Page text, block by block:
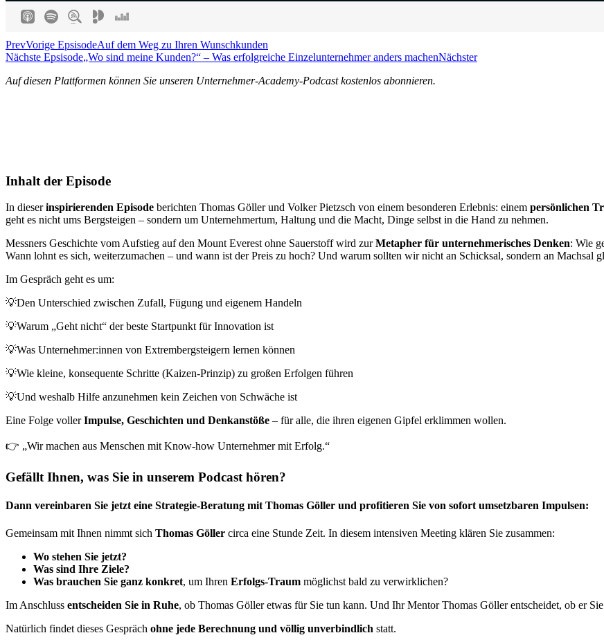
PrevVorige EpsisodeAuf dem Weg zu Ihren Wunschkunden
Nächste Epsisode„Wo sind meine Kunden?“ – Was erfolgreiche Einzelunternehmer anders machenNächster
Auf diesen Plattformen können Sie unseren Unternehmer-Academy-Podcast kostenlos abonnieren.
Inhalt der Episode
In dieserinspirierenden Episode berichten Thomas Göller und Volker Pietzsch von einem besonderen Erlebnis: einem persönlichen
geht es nicht ums Bergsteigen – sondern um Unternehmertum, Haltung und die Macht, Dinge selbst in die Hand zu nehmen.
Messners Geschichte vom Aufstieg auf den Mount Everest ohne Sauerstoff wird zurMetapher für unternehmerisches Denken: Wie
Wann lohnt es sich, weiterzumachen – und wann ist der Preis zu hoch? Und warum sollten wir nicht an Schicksal, sondern an Machsal
Im Gespräch geht es um:
💡Den Unterschied zwischen Zufall, Fügung und eigenem Handeln
💡Warum „Geht nicht“ der beste Startpunkt für Innovation ist
💡Was Unternehmer:innen von Extrembergsteigern lernen können
💡Wie kleine, konsequente Schritte (Kaizen-Prinzip) zu großen Erfolgen führen
💡Und weshalb Hilfe anzunehmen kein Zeichen von Schwäche ist
Eine Folge vollerImpulse, Geschichten und Denkanstöße – für alle, die ihren eigenen Gipfel erklimmen wollen.
👉 „Wir machen aus Menschen mit Know-how Unternehmer mit Erfolg.“
Gefällt Ihnen, was Sie in unserem Podcast hören?
Dann vereinbaren Sie jetzt eine Strategie-Beratung mit Thomas Göller und profitieren Sie von sofort umsetzbaren Impulsen:
Gemeinsam mit Ihnen nimmt sich Thomas Göller circa eine Stunde Zeit. In diesem intensiven Meeting klären Sie zusammen:
Wo stehen Sie jetzt?
Was sind Ihre Ziele?
Was brauchen Sie ganz konkret, um Ihren Erfolgs-Traum möglichst bald zu verwirklichen?
Im Anschluss entscheiden Sie in Ruhe, ob Thomas Göller etwas für Sie tun kann. Und Ihr Mentor Thomas Göller entscheidet, ob er
Natürlich findet dieses Gespräch ohne jede Berechnung und völlig unverbindlich statt.